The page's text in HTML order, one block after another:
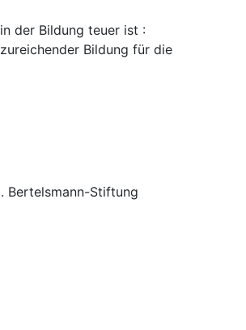
der Bildung teuer ist :
Bildung für die
Bertelsmann-Stiftung